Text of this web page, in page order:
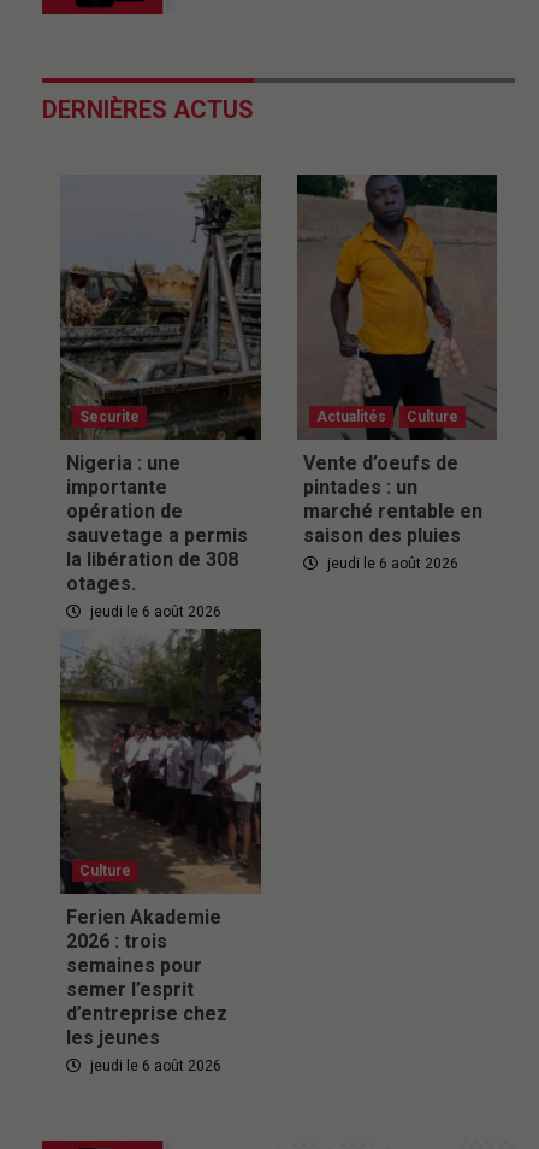
DERNIÈRES ACTUS
Securite
Nigeria : une
importante
opération de
sauvetage a permis
la libération de 308
otages.
jeudi le 6 août 2026
Actualités Culture
Vente d’oeufs de
pintades : un
marché rentable en
saison des pluies
jeudi le 6 août 2026
Culture
Ferien Akademie
2026 : trois
semaines pour
semer l’esprit
d’entreprise chez
les jeunes
jeudi le 6 août 2026